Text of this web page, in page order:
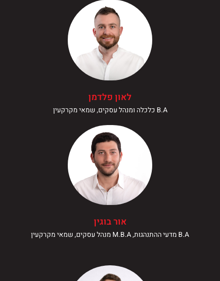
לאון פלדמן
B.A כלכלה ומנהל עסקים, שמאי מקרקעין
אור בוגין
B.A מדעי ההתנהגות, M.B.A מנהל עסקים, שמאי מקרקעין